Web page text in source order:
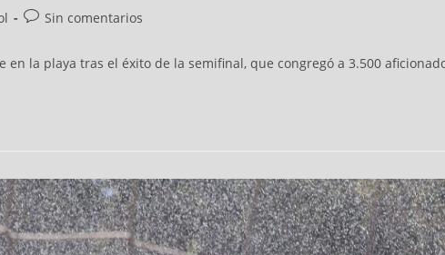
Sin comentarios
la playa tras el éxito de la semifinal, que congregó a 3.500